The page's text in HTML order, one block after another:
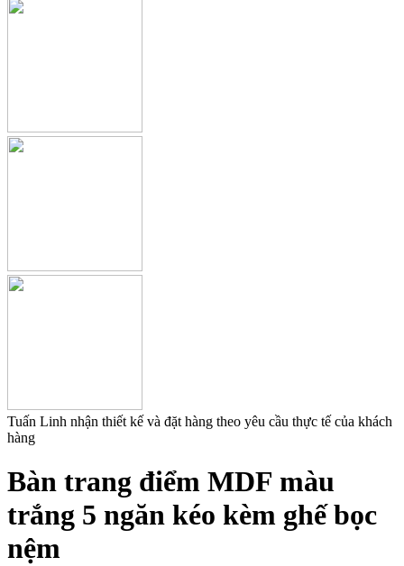
Tuấn Linh nhận thiết kế và đặt hàng theo yêu cầu thực tế của khách
hàng
Bàn trang điểm MDF màu
trắng 5 ngăn kéo kèm ghế bọc
nệm